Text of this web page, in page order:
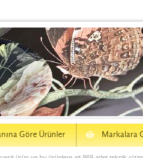
Göre Ürünler Markalara
S